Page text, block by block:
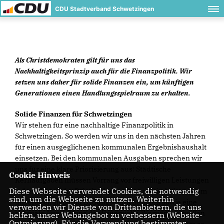
CDU Stadtverband Schwetzingen
Als Christdemokraten gilt für uns das
Nachhaltigkeitsprinzip auch für die Finanzpolitik. Wir
setzen uns daher für solide Finanzen ein, um künftigen
Generationen einen Handlungsspielraum zu erhalten.
Solide Finanzen für Schwetzingen
Wir stehen für eine nachhaltige Finanzpolitik in
Schwetzingen. So werden wir uns in den nächsten Jahren
für einen ausgeglichenen kommunalen Ergebnishaushalt
einsetzen. Bei den kommunalen Ausgaben sprechen wir
Kernaufgaben müssen Vorrang vor freiwilligen Leistungen
haben. Eine hohe Priorität haben für uns hierbei vor allem
unsere Schulen und Bildungseinrichtungen sowie eine
optimale Ausstattung der Feuerwehr. Wo möglich, wollen
Cookie Hinweis
Diese Webseite verwendet Cookies, die notwendig
sind, um die Webseite zu nutzen. Weiterhin
verwenden wir Dienste von Drittanbietern, die uns
helfen, unser Webangebot zu verbessern (Website-